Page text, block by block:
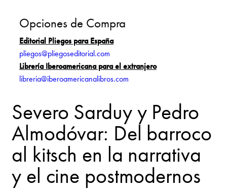
Opciones de Compra
Editorial Pliegos para España
pliegos@pliegoseditorial.com
Librería Iberoamericana para el extranjero
libreria@iberoamericanalibros.com
Severo Sarduy y Pedro
Almodóvar: Del barroco
al kitsch en la narrativa
y el cine postmodernos